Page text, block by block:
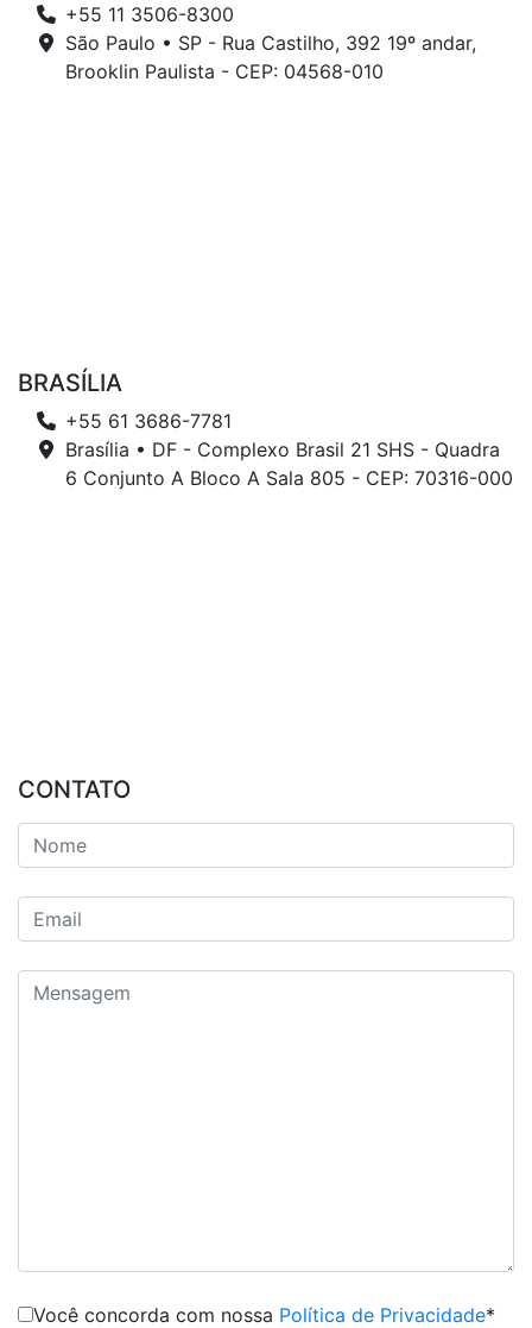
+55 11 3506-8300
São Paulo • SP - Rua Castilho, 392 19º andar,
Brooklin Paulista - CEP: 04568-010
BRASÍLIA
+55 61 3686-7781
Brasília • DF - Complexo Brasil 21 SHS - Quadra
6 Conjunto A Bloco A Sala 805 - CEP: 70316-000
CONTATO
Você concorda com nossa Política de Privacidade*